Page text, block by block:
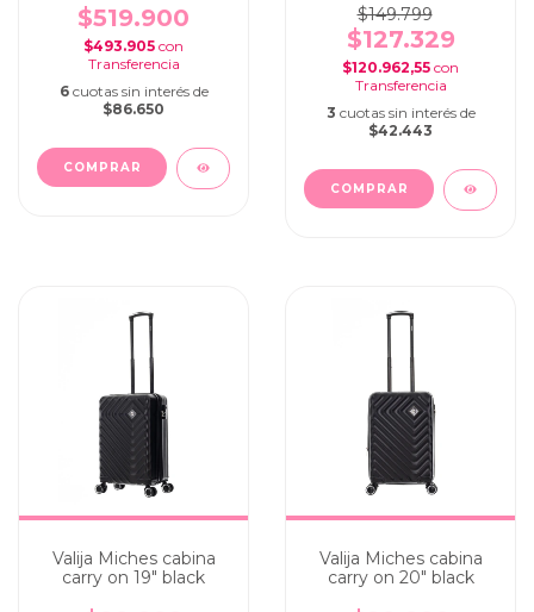
Portanotebook Blue
$519.900
$493.905 con
6 cuotas sin interés de
$86.650
$149.799
$127.329
$120.962,55 con
3 cuotas sin interés de
$42.443
Valija Miches cabina
carry on 19" black
Valija Miches cabina
carry on 20" black